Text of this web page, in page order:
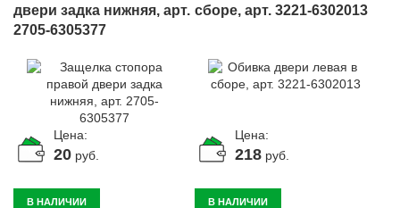
двери задка нижняя, арт.
2705-6305377
Цена:
20 руб.
В НАЛИЧИИ
сборе, арт. 3221-6302013
Цена:
218 руб.
В НАЛИЧИИ